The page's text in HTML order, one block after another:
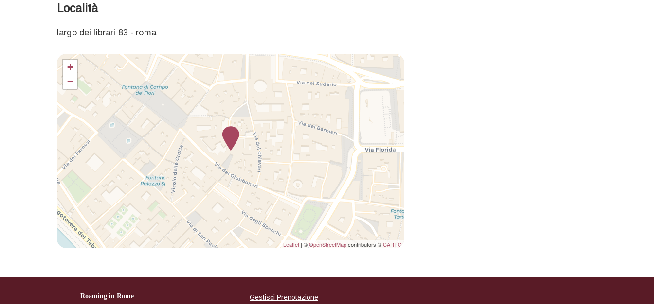
Località
largo dei librari 83 - roma
+
−
Leaflet | ©OpenStreetMapcontributors ©CARTO
Roaming in Rome Gestisci Prenotazione